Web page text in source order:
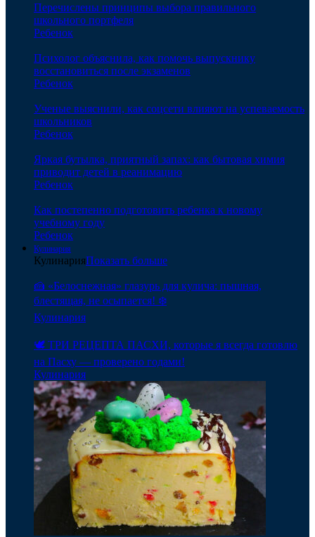
Перечислены принципы выбора правильного
школьного портфеля
Ребенок
Психолог объяснила, как помочь выпускнику
восстановиться после экзаменов
Ребенок
Ученые выяснили, как соцсети влияют на успеваемость
школьников
Ребенок
Яркая бутылка, приятный запах: как бытовая химия
приводит детей в реанимацию
Ребенок
Как постепенно подготовить ребенка к новому
учебному году
Ребенок
Кулинария
КулинарияПоказать больше
🍰 «Белоснежная» глазурь для кулича: пышная,
блестящая, не осыпается! ❄️
Кулинария
🕊️ ТРИ РЕЦЕПТА ПАСХИ, которые я всегда готовлю
на Пасху — проверено годами!
Кулинария